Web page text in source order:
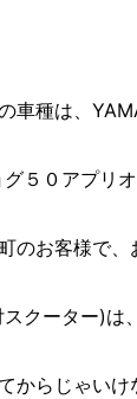
車種は、
５０アプリ
のお客様で、
クーター)は
からじゃい